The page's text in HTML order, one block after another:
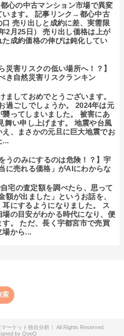
心の中古マンション市場で異変
います。 記事リンク→都心中古
売り出しと成約に差、実需限
2月25日） 売り出し価格は上が
成約価格の伸びは鈍化してい
災害リスクの低い場所へ！？】
き自然災害リスクランキン
ましておめでとうございます。
過ごしでしょうか。 2024年は元
ってしまいました。 被害にあ
舞い申し上げます。 地震や台風
、まさかの元旦に巨大地震でお
...
うのみにするのは危険！？】宇
に売れる価格」がAIにわからな
宅の査定額を調べたら、思って
額が出ました」というお話を、
にするようになりました。 ス
の目安がわかる時代になり、便
。 ただ、長く宇都宮市で売買
場から...
ーケット独自分析！
QooQ